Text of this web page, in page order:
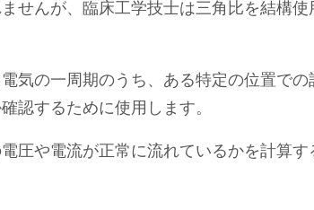
せんが、臨床工学技士は三角比を結構使
気の一周期のうち、ある特定の位置での
認するために使用します。
圧や電流が正常に流れているかを計算す